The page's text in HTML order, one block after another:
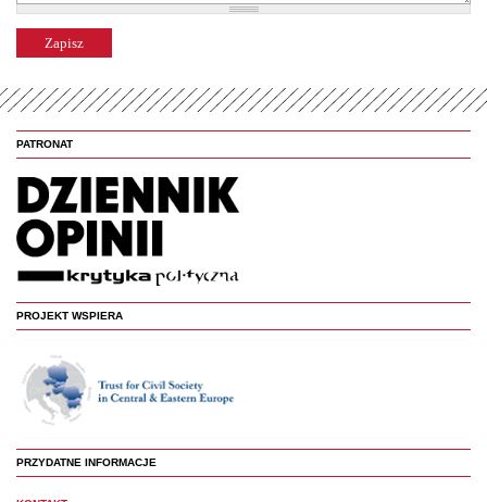
PATRONAT
PROJEKT WSPIERA
PRZYDATNE INFORMACJE